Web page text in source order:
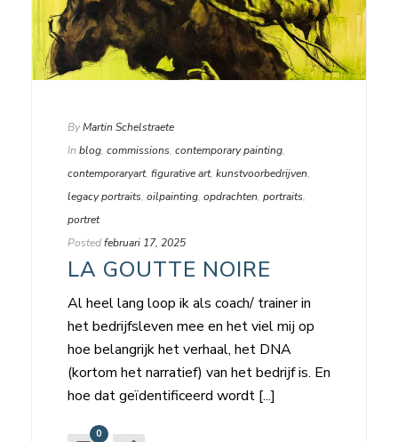
ByMartin Schelstraete
In blog, commissions, contemporary painting,
contemporaryart, figurative art, kunstvoorbedrijven,
legacy portraits, oilpainting, opdrachten, portraits,
portret
Postedfebruari 17, 2025
LA GOUTTE NOIRE
Al heel lang loop ik als coach/ trainer in
het bedrijfsleven mee en het viel mij op
hoe belangrijk het verhaal, het DNA
(kortom het narratief) van het bedrijf is. En
hoe dat geïdentificeerd wordt [...]
0